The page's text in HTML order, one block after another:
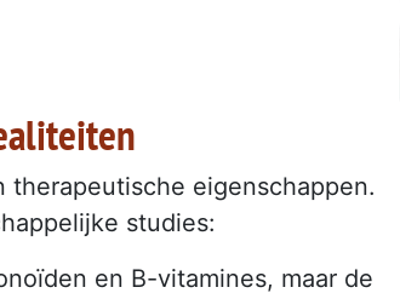
eigenschappen.
studies:
en B-vitamines, maar de